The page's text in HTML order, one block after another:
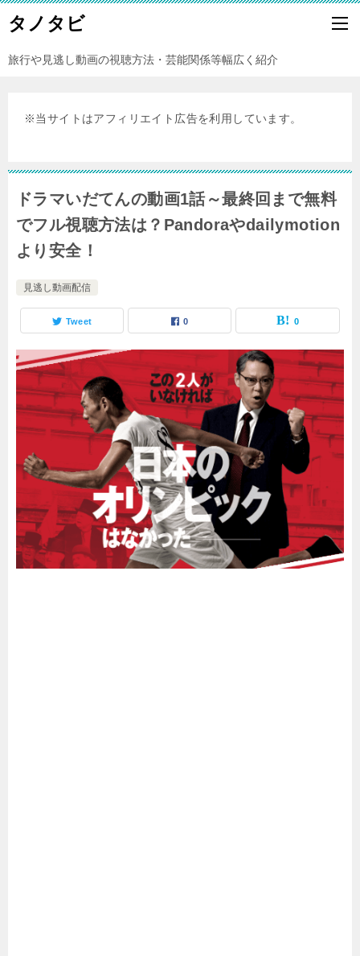
タノタビ
旅行や見逃し動画の視聴方法・芸能関係等幅広く紹介
※当サイトはアフィリエイト広告を利用しています。
ドラマいだてんの動画1話～最終回まで無料
でフル視聴方法は？Pandoraやdailymotion
より安全！
見逃し動画配信
Tweet 0 0